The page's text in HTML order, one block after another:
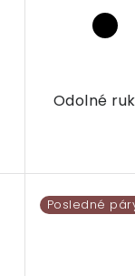
Odolné
Posledné